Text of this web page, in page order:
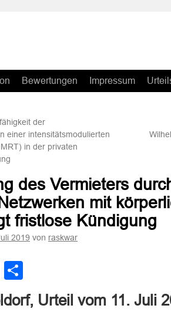
Bewertungen Impressum
der
einer intensitätsmodulierten
in der privaten
des Vermieters
mit
fristlose Kündigung
2019 von raskwar
LinkedIn
Urteil vom 11. Juli